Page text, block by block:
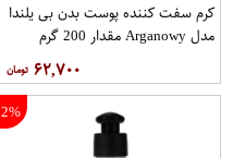
کرم سفت‌ کننده پوست بدن بی یلندا
مدل Arganowy مقدار 200 گرم
۶۲,۷۰۰
2%